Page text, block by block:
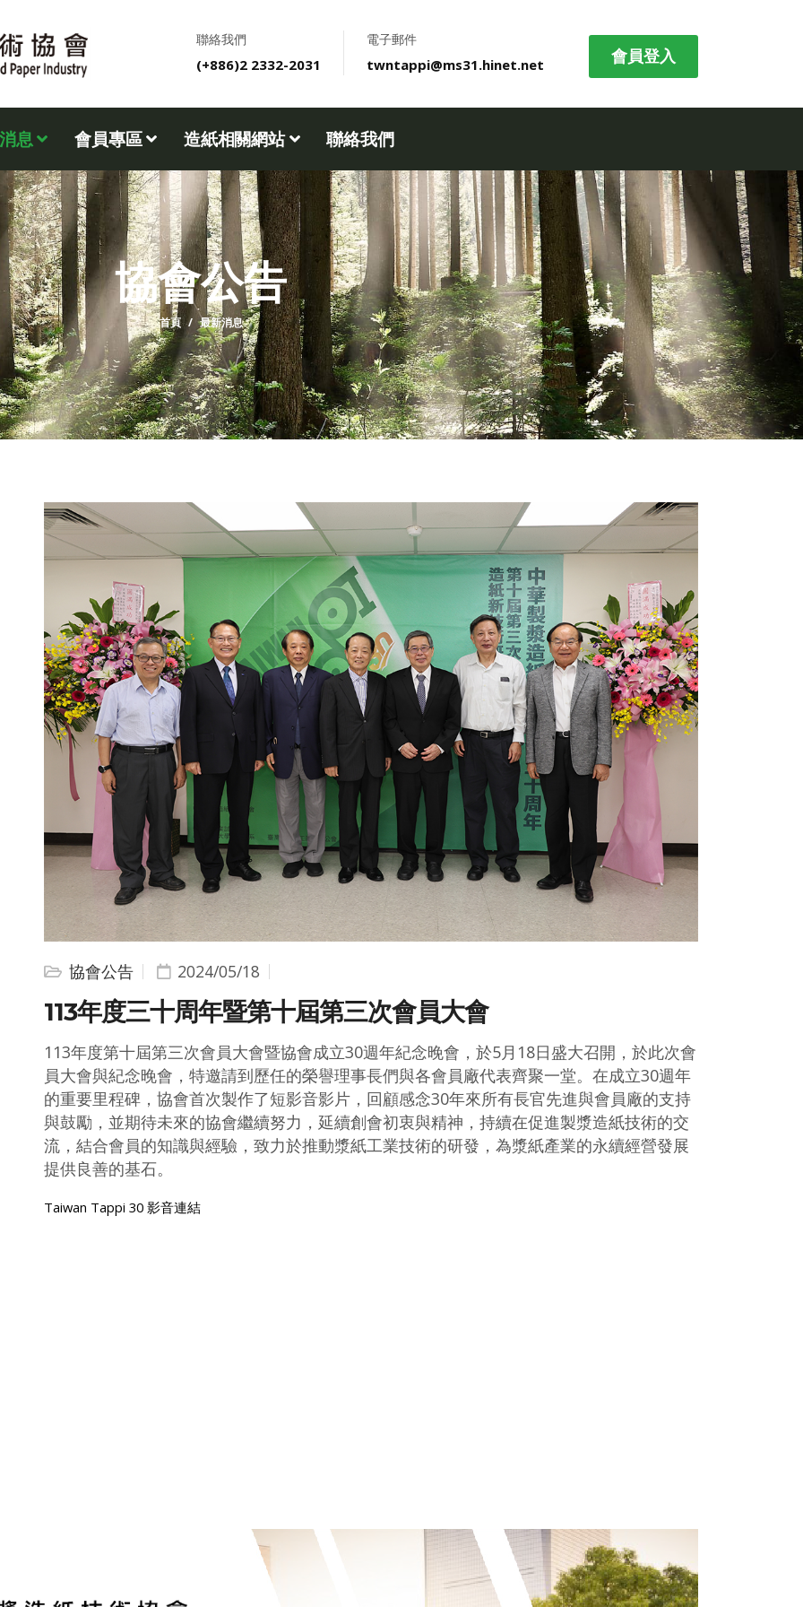
聯絡我們
(+886)2 2332-2031
電子郵件
twntappi@ms31.hinet.net 會員登入
息 會員專區 造紙相關網站 聯絡我們
協會公告
首頁 最新消息
協會公告 2024/05/18
113年度三十周年暨第十屆第三次會員大會
113年度第十屆第三次會員大會暨協會成立30週年紀念晚會，於5月18日盛大召開，於此次會
員大會與紀念晚會，特邀請到歷任的榮譽理事長們與各會員廠代表齊聚一堂。在成立30週年
的重要里程碑，協會首次製作了短影音影片，回顧感念30年來所有長官先進與會員廠的支持
與鼓勵，並期待未來的協會繼續努力，延續創會初衷與精神，持續在促進製漿造紙技術的交
流，結合會員的知識與經驗，致力於推動漿紙工業技術的研發，為漿紙產業的永續經營發展
提供良善的基石。
Taiwan Tappi 30 影音連結